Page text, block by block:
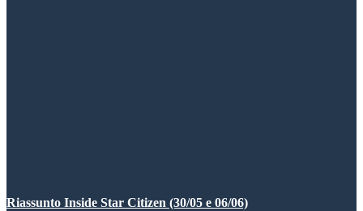
Riassunto Inside Star Citizen (30/05 e 06/06)